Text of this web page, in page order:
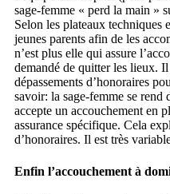
sage-femme « perd la main »
Selon les plateaux techniques
jeunes parents afin de les
n’est plus elle qui assure
demandé de quitter les lieux.
dépassements d’honoraires
savoir: la sage-femme se
accepte un accouchement en
assurance spécifique. Cela
d’honoraires. Il est très
Enfin l’accouchement à